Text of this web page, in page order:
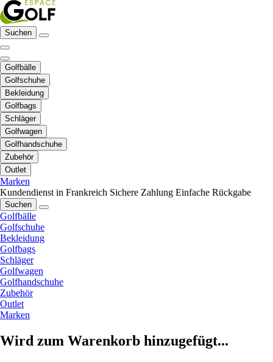
Suchen
Golfbälle
Golfschuhe
Bekleidung
Golfbags
Schläger
Golfwagen
Golfhandschuhe
Zubehör
Outlet
Marken
Kundendienst in Frankreich Sichere Zahlung Einfache Rückgabe
Suchen
Golfbälle
Golfschuhe
Bekleidung
Golfbags
Schläger
Golfwagen
Golfhandschuhe
Zubehör
Outlet
Marken
Wird zum Warenkorb hinzugefügt...